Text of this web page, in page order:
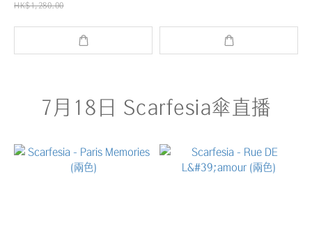
HK$1,280.00
7月18日 Scarfesia傘直播